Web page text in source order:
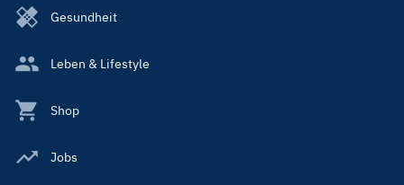
Gesundheit
Leben & Lifestyle
Shop
Jobs